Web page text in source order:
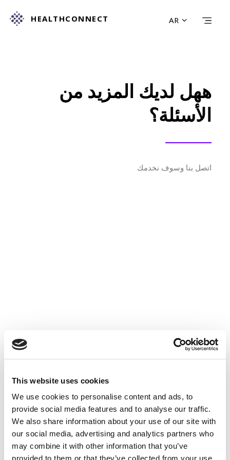
This website uses cookies
We use cookies to personalise content and ads, to
provide social media features and to analyse our traffic.
We also share information about your use of our site with
our social media, advertising and analytics partners who
may combine it with other information that you’ve
provided to them or that they’ve collected from your use
HEALTHCONNECT AR
معلومات عنا
للاتصال بنا
ههل لديك المزيد من
الأسئلة؟
اتصل بنا وسوف نخدمك